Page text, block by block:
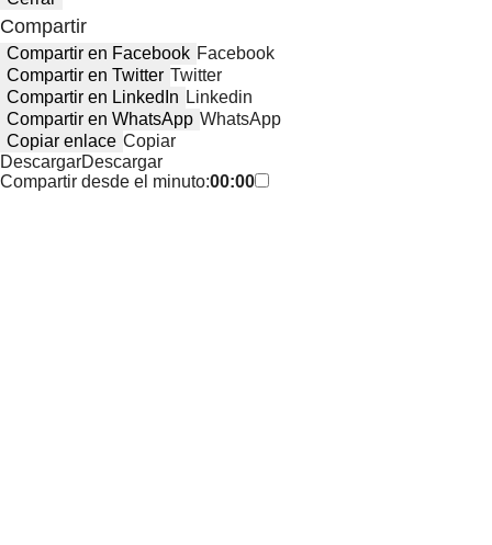
Compartir
Compartir en Facebook Facebook
Compartir en Twitter Twitter
Compartir en LinkedIn Linkedin
Compartir en WhatsApp WhatsApp
Copiar enlace Copiar
DescargarDescargar
Compartir desde el minuto:00:00